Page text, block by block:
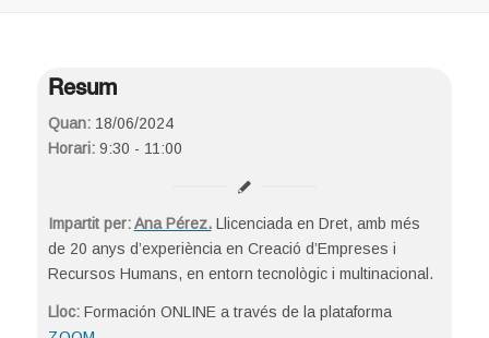
Resum
Quan:18/06/2024
Horari:9:30 - 11:00
Impartit per:Ana Pérez.Llicenciada en Dret, amb més
de 20 anys d’experiència en Creació d’Empreses i
Recursos Humans, en entorn tecnològic i multinacional.
Lloc:Formación ONLINE a través de la plataforma